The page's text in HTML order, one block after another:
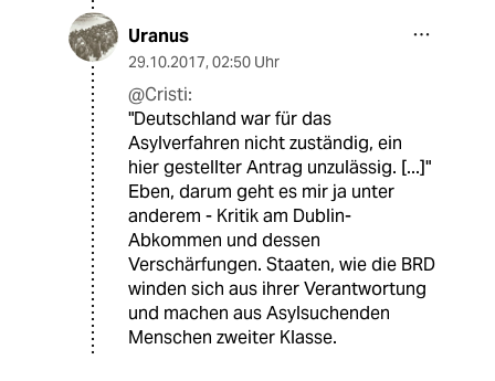
Uranus
29.10.2017, 02:50 Uhr
@Cristi:
"Deutschland war für das
Asylverfahren nicht zuständig, ein
hier gestellter Antrag unzulässig. [...]"
Eben, darum geht es mir ja unter
anderem - Kritik am Dublin-
Abkommen und dessen
Verschärfungen. Staaten, wie die BRD
winden sich aus ihrer Verantwortung
und machen aus Asylsuchenden
Menschen zweiter Klasse.